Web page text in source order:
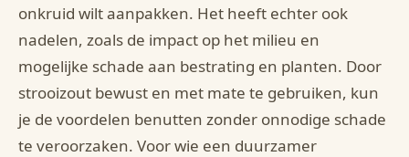
onkruid wilt aanpakken. Het heeft echter ook
nadelen, zoals de impact op het milieu en
mogelijke schade aan bestrating en planten. Door
strooizout bewust en met mate te gebruiken, kun
je de voordelen benutten zonder onnodige schade
te veroorzaken. Voor wie een duurzamer